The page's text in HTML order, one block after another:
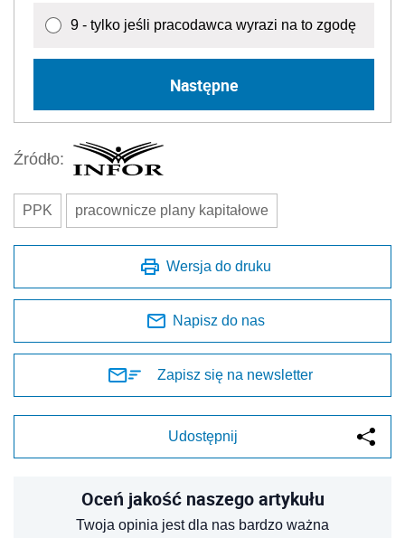
9 - tylko jeśli pracodawca wyrazi na to zgodę
Następne
Źródło:
PPK pracownicze plany kapitałowe
Wersja do druku
Napisz do nas
Zapisz się na newsletter
Udostępnij
Oceń jakość naszego artykułu
Twoja opinia jest dla nas bardzo ważna